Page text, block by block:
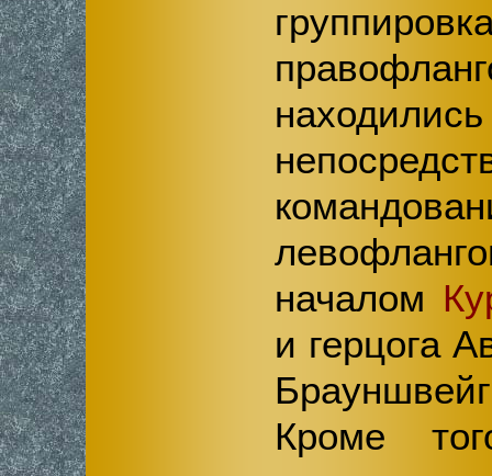
началом
и герцога
Кроме